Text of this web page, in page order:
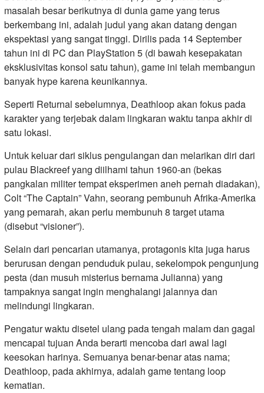
masalah besar berikutnya di dunia game yang terus
berkembang ini, adalah judul yang akan datang dengan
ekspektasi yang sangat tinggi. Dirilis pada 14 September
tahun ini di PC dan PlayStation 5 (di bawah kesepakatan
eksklusivitas konsol satu tahun), game ini telah membangun
banyak hype karena keunikannya.
Seperti Returnal sebelumnya, Deathloop akan fokus pada
karakter yang terjebak dalam lingkaran waktu tanpa akhir di
satu lokasi.
Untuk keluar dari siklus pengulangan dan melarikan diri dari
pulau Blackreef yang diilhami tahun 1960-an (bekas
pangkalan militer tempat eksperimen aneh pernah diadakan),
Colt “The Captain” Vahn, seorang pembunuh Afrika-Amerika
yang pemarah, akan perlu membunuh 8 target utama
(disebut “visioner”).
Selain dari pencarian utamanya, protagonis kita juga harus
berurusan dengan penduduk pulau, sekelompok pengunjung
pesta (dan musuh misterius bernama Julianna) yang
tampaknya sangat ingin menghalangi jalannya dan
melindungi lingkaran.
Pengatur waktu disetel ulang pada tengah malam dan gagal
mencapai tujuan Anda berarti mencoba dari awal lagi
keesokan harinya. Semuanya benar-benar atas nama;
Deathloop, pada akhirnya, adalah game tentang loop
kematian.